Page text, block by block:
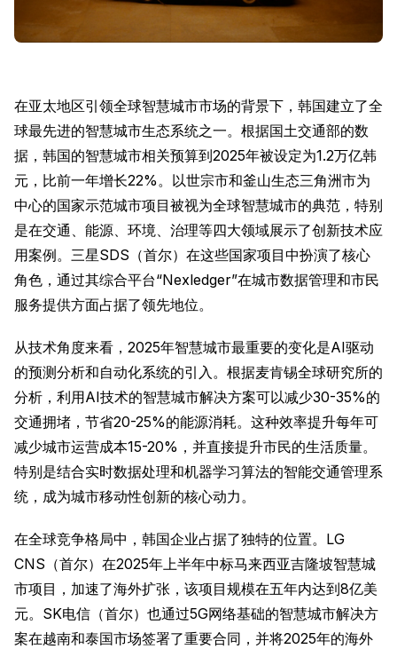
在亚太地区引领全球智慧城市市场的背景下，韩国建立了全
球最先进的智慧城市生态系统之一。根据国土交通部的数
据，韩国的智慧城市相关预算到2025年被设定为1.2万亿韩
元，比前一年增长22%。以世宗市和釜山生态三角洲市为
中心的国家示范城市项目被视为全球智慧城市的典范，特别
是在交通、能源、环境、治理等四大领域展示了创新技术应
用案例。三星SDS（首尔）在这些国家项目中扮演了核心
角色，通过其综合平台“Nexledger”在城市数据管理和市民
服务提供方面占据了领先地位。
从技术角度来看，2025年智慧城市最重要的变化是AI驱动
的预测分析和自动化系统的引入。根据麦肯锡全球研究所的
分析，利用AI技术的智慧城市解决方案可以减少30-35%的
交通拥堵，节省20-25%的能源消耗。这种效率提升每年可
减少城市运营成本15-20%，并直接提升市民的生活质量。
特别是结合实时数据处理和机器学习算法的智能交通管理系
统，成为城市移动性创新的核心动力。
在全球竞争格局中，韩国企业占据了独特的位置。LG
CNS（首尔）在2025年上半年中标马来西亚吉隆坡智慧城
市项目，加速了海外扩张，该项目规模在五年内达到8亿美
元。SK电信（首尔）也通过5G网络基础的智慧城市解决方
案在越南和泰国市场签署了重要合同，并将2025年的海外